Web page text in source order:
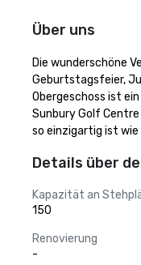
Über uns
Die wunderschöne
Geburtstagsfeier,
Obergeschoss ist
Sunbury Golf
so einzigartig ist wie
Details über
Kapazität an
150
Renovierung
-